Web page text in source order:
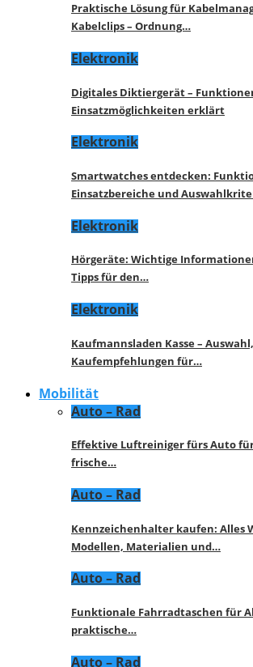
Praktische Lösung für
Kabelclips – Ordnung…
Elektronik
Digitales Diktiergerät –
Einsatzmöglichkeiten erklärt
Elektronik
Smartwatches entdecken:
Einsatzbereiche und
Elektronik
Hörgeräte: Wichtige
Tipps für den…
Elektronik
Kaufmannsladen Kasse –
Kaufempfehlungen für…
Mobilität
Auto – Rad
Effektive Luftreiniger fürs Auto
frische…
Auto – Rad
Kennzeichenhalter kaufen: Alles
Modellen, Materialien und…
Auto – Rad
Funktionale Fahrradtaschen für
praktische…
Auto – Rad